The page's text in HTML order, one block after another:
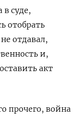
суде,
отобрать
отдавал,
и,
акт
прочего, война